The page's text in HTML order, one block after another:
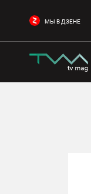
МЫ В ДЗЕНЕ